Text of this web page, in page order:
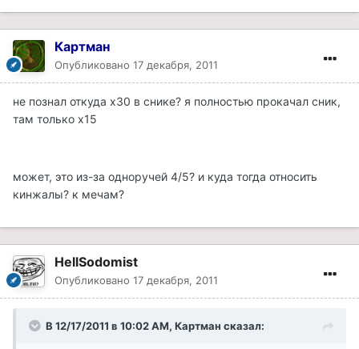
Картман
Опубликовано 17 декабря, 2011
не познал откуда x30 в снике? я полностью прокачал сник,
там только х15
может, это из-за одноручей 4/5? и куда тогда относить
кинжалы? к мечам?
HellSodomist
Опубликовано 17 декабря, 2011
В 12/17/2011 в 10:02 AM, Картман сказал: